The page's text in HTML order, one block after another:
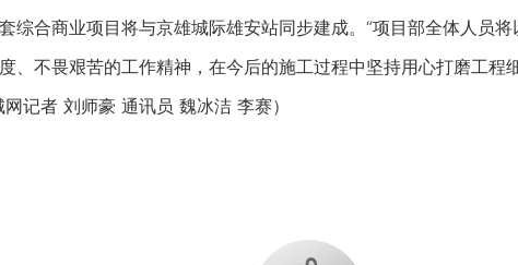
综合商业项目将与京雄城际雄安站同步建成。“项目部全体人员
、不畏艰苦的工作精神，在今后的施工过程中坚持用心打磨工程
记者 刘师豪 通讯员 魏冰洁 李赛）